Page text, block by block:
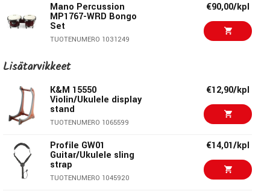
Reno RU300-RED €39,50/kpl
Reno RU300-BLK
TUOTENUMERO 1039743
Mano Percussion
MP1767-WRD Bongo
Set
TUOTENUMERO 1031249
€90,00/kpl
Reno RU150-RED
TUOTENUMERO 1017583
Reno RU150-PNK €35,00/kpl
Nomad NKS-K119
Keyboard Stand
€36,00/kpl
Lisätarvikkeet
K&M 15550
Violin/Ukulele display
stand
TUOTENUMERO 1065599
€12,90/kpl
Profile GW01
Guitar/Ukulele sling
strap
TUOTENUMERO 1045920
€14,01/kpl